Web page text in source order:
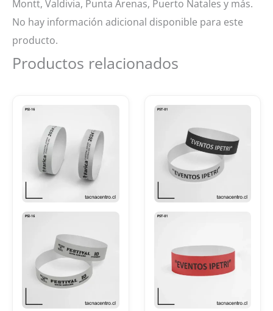
Montt, Valdivia, Punta Arenas, Puerto Natales y más.
No hay información adicional disponible para este
producto.
Productos relacionados